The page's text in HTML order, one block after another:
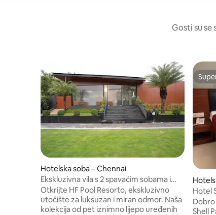
Gosti su
Hotelska soba – Chennai
Ekskluzivna vila s 2 spavaćim sobama i
privatnim bazenom na plaži ECR za VIP
goste
Otkrijte HF Pool Resorto, ekskluzivno
utočište za luksuzan i miran odmor. Naša
kolekcija od pet iznimno lijepo uređenih
a
Hotel
Dobro
Shell